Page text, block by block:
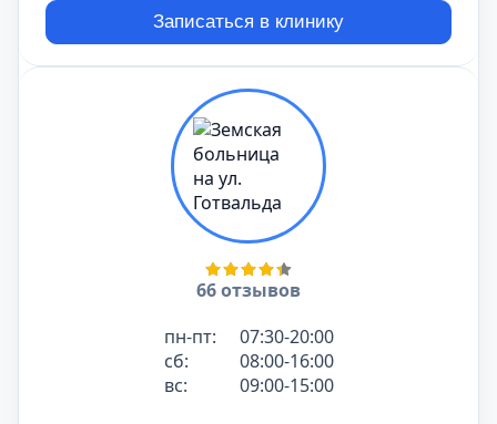
Записаться в клинику
66 отзывов
пн-пт:
07:30-20:00
сб:
08:00-16:00
вс:
09:00-15:00